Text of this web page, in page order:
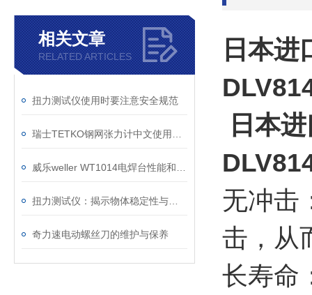
相关文章
RELATED ARTICLES
扭力测试仪使用时要注意安全规范
奇力速电动螺丝刀的维护与保养
日本
日本
无冲击
击，从
长寿命